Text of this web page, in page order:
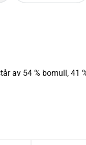
av 54 % bomull, 41